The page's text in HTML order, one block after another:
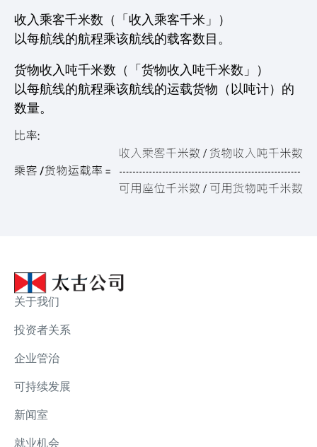
收入乘客千米数（「收入乘客千米」）
以每航线的航程乘该航线的载客数目。
货物收入吨千米数（「货物收入吨千米数」）
以每航线的航程乘该航线的运载货物（以吨计）的
数量。
关于我们
投资者关系
企业管治
可持续发展
新闻室
就业机会